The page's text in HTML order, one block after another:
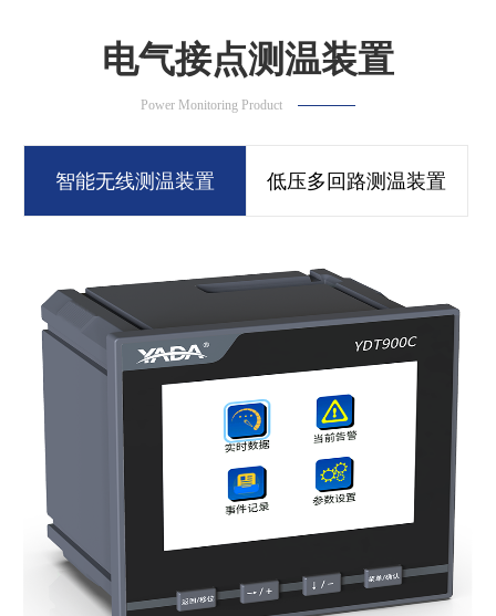
电气接点测温装置
Power Monitoring Product
智能无线测温装置 低压多回路测温装置